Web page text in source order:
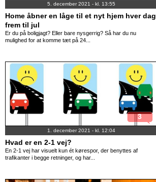
5. december 2021 - kl. 13:55
Home åbner en låge til et nyt hjem hver dag
frem til jul
Er du på boligjagt? Eller bare nysgerrig? Så har du nu
mulighed for at komme tæt på 24...
1. december 2021 - kl. 12:04
3
Hvad er en 2-1 vej?
En 2-1 vej har visuelt kun ét kørespor, der benyttes af
trafikanter i begge retninger, og har...